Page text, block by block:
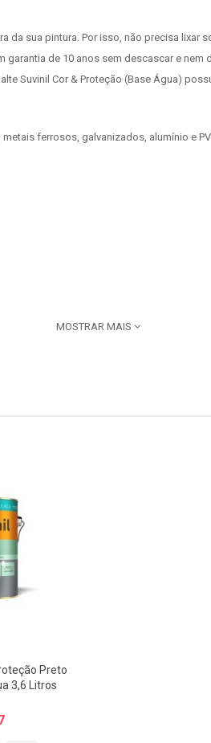
da sua pintura. Por isso, não precisa
de 10 anos sem descascar e
Suvinil Cor & Proteção (Base Água)
ferrosos, galvanizados, alumínio e
MOSTRAR MAIS
Preto
3,6 Litros